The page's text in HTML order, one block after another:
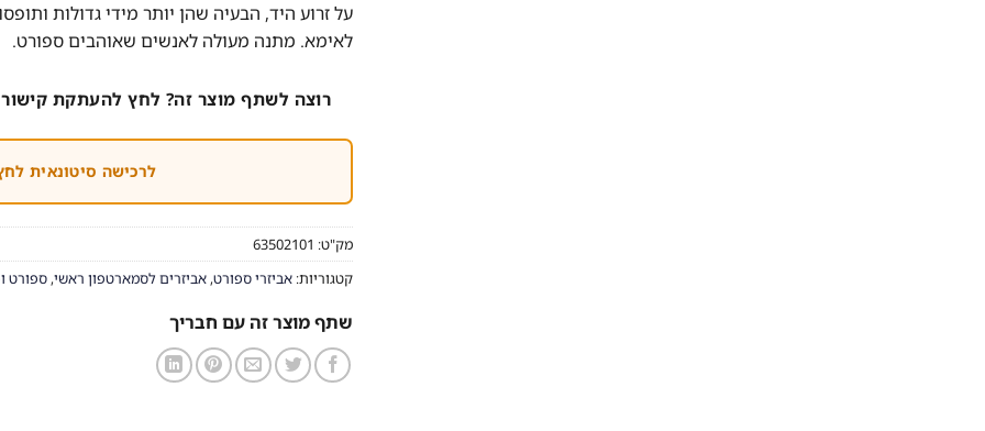
על זרוע היד, הבעיה שהן יותר מידי גדולות
לאימא. מתנה מעולה לאנשים שאוהבים ספורט.
רוצה לשתף מוצר זה? לחץ להעתקת
לרכישה סיטונאית
מק"ט: 63502101
קטגוריות: אביזרי ספורט, אביזרים לסמארטפון ראשי, ספורט
שתף מוצר זה עם חבריך